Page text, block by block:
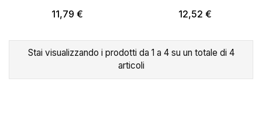
11,79 € 12,52 €
Stai visualizzando i prodotti da 1 a 4 su un totale di 4
articoli